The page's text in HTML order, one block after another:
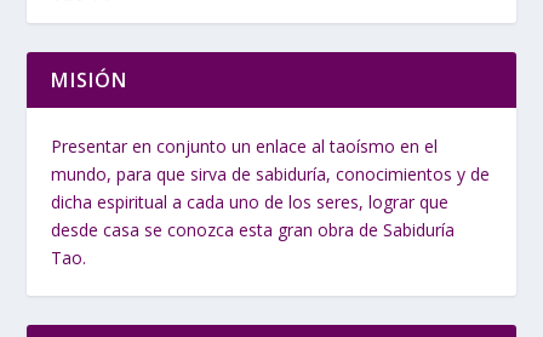
MISIÓN
Presentar en conjunto un enlace al taoísmo en el
mundo, para que sirva de sabiduría, conocimientos y de
dicha espiritual a cada uno de los seres, lograr que
desde casa se conozca esta gran obra de Sabiduría
Tao.